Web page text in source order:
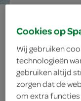
met
Cookies op
Wij gebruiken
technologieën
gebruiken altijd
zorgen dat de
om extra